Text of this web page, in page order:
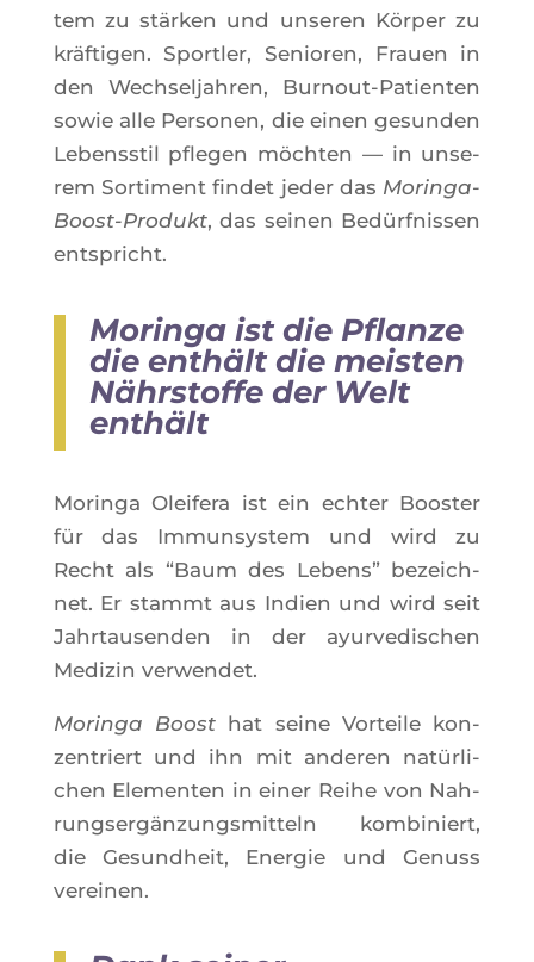
tem zu stär­ken und unse­ren Kör­per zu
kräf­ti­gen. Sport­ler, Senio­ren, Frauen in
den Wech­sel­jah­ren, Bur­nout-Patien­ten
sowie alle Per­so­nen, die einen gesun­den
Lebenss­til pfle­gen möch­ten — in unse­
rem Sor­ti­ment fin­det jeder das Morin­ga-
Boost-Pro­dukt, das sei­nen Bedürf­nis­sen
entspricht.
Moringa ist die Pflanze
die enthält die meisten
Nährstoffe der Welt
enthält
Morin­ga Olei­fe­ra ist ein ech­ter Boos­ter
für das Immun­sys­tem und wird zu
Recht als “Baum des Lebens” bezeich­
net. Er stammt aus Indien und wird seit
Jahr­tau­sen­den in der ayur­ve­di­schen
Medi­zin verwendet.
Morin­ga Boost hat seine Vor­teile kon­
zen­triert und ihn mit ande­ren natür­li­
chen Ele­men­ten in einer Reihe von Nah­
rung­sergän­zung­smit­teln kom­bi­niert,
die Gesund­heit, Ener­gie und Genuss
vereinen.